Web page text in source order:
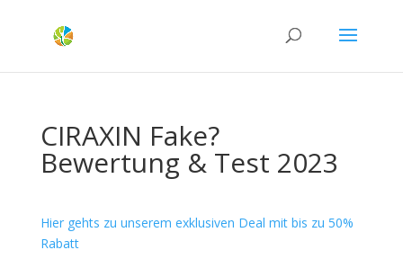
CIRAXIN Fake?
Bewertung & Test 2023
Hier gehts zu unserem exklusiven Deal mit bis zu 50%
Rabatt